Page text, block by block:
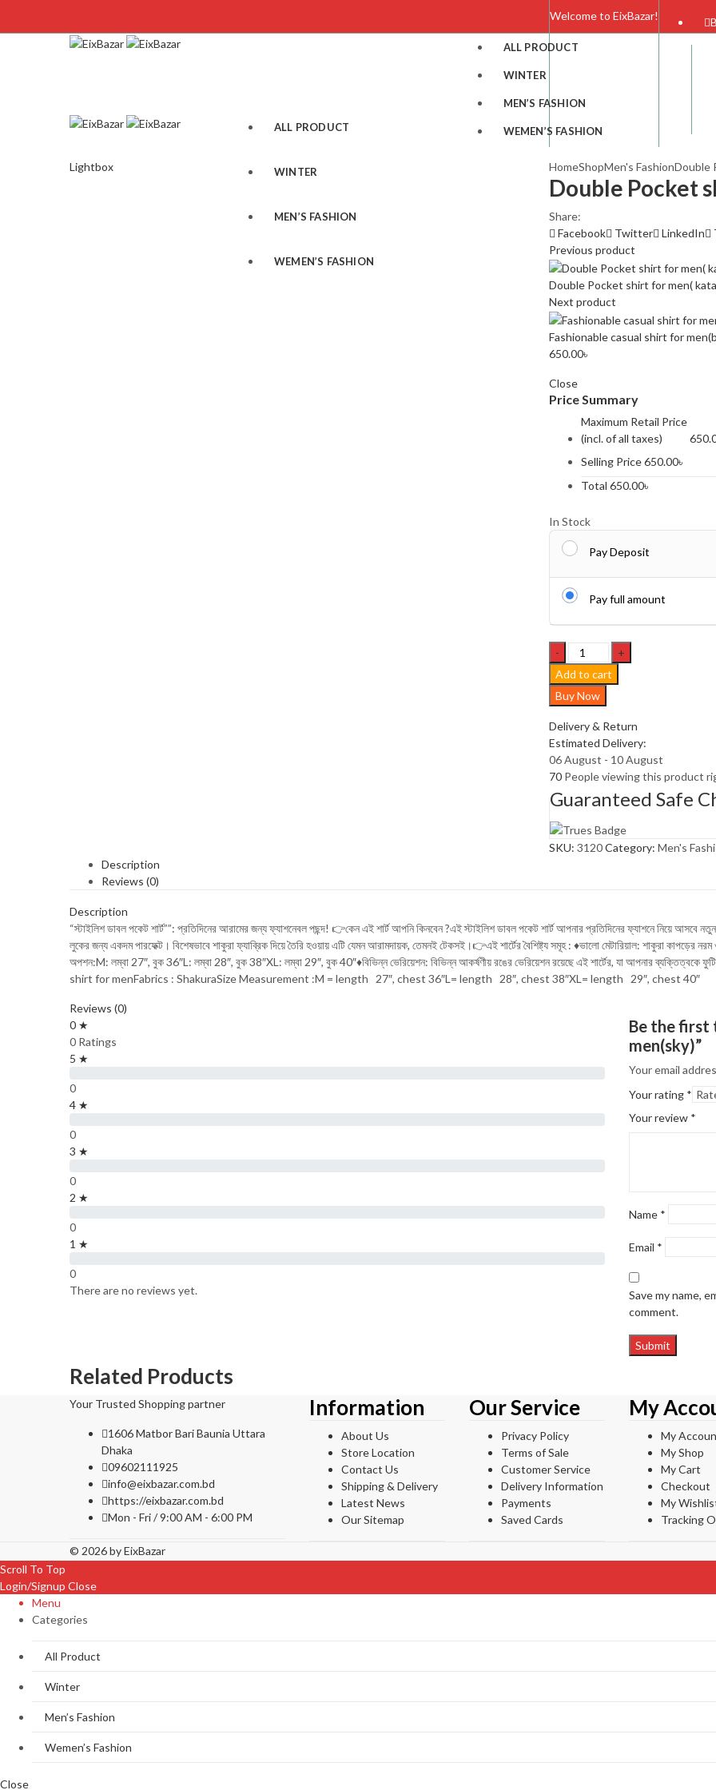
Welcome to EixBazar!
ALL PRODUCT
WINTER
MEN’S FASHION
WEMEN’S FASHION
ALL PRODUCT
WINTER
MEN’S FASHION
WEMEN’S FASHION
Lightbox HomeShopMen's FashionDouble
Double Pocket
Share:
Facebook
Twitter LinkedIn
Previous product
Double Pocket shirt for men(
Next product
Fashionable casual shirt for
650.00৳
Close
Price Summary
Maximum Retail Price
(incl. of all taxes)
Selling Price650.00৳
Total 650.00৳
In Stock
Pay Deposit
Pay full amount
Double
Pocket
shirt
for
quantity
Add to cart
Buy Now
Delivery & Return
Estimated Delivery:
06 August - 10 August
70 People viewing this product
Guaranteed Safe
SKU: 3120Category: Men's
Description
Reviews (0)
Description
“স্টাইলিশ ডাবল পকেট শার্ট””: প্রতিদিনের আরামের জন্য ফ্যাশনেবল পছন্দ! 👉কেন এই শার্ট আপনি কিনবেন ?এই স্টাইলিশ ডাবল পকেট শার্ট আপনার প্রতিদিনের ফ্যাশনে নিয়ে আসবে
লুকের জন্য একদম পারফেক্ট। বিশেষভাবে শাকুরা ফ্যাব্রিক দিয়ে তৈরি হওয়ায় এটি যেমন আরামদায়ক, তেমনই টেকসই।👉এই শার্টের বৈশিষ্ট্য সমূহ : ♦ভালো মেটারিয়াল: শাকুরা কাপড়ের
অপশন:M: লম্বা 27″, বুক 36″L: লম্বা 28″, বুক 38″XL: লম্বা 29″, বুক 40″♦বিভিন্ন ভেরিয়েশন: বিভিন্ন আকর্ষণীয় রঙের ভেরিয়েশন রয়েছে এই শার্টের, যা আপনার
shirt for menFabrics : ShakuraSize Measurement :M = length 27″, chest 36″L= length 28″, chest 38″XL= length 29″, chest 40″
Reviews (0)
0 ★
0 Ratings
5 ★
0
4 ★
0
3 ★
0
2 ★
0
1 ★
0
There are no reviews yet.
Be the first
men(sky)”
Your email
Your rating *
Your review *
Name *
Email *
Save my name,
comment.
Related Products
Your Trusted Shopping partner
1606 Matbor Bari Baunia Uttara
Dhaka
09602111925
info@eixbazar.com.bd
https://eixbazar.com.bd
Mon - Fri / 9:00 AM - 6:00 PM
Information
About Us
Store Location
Contact Us
Shipping & Delivery
Latest News
Our Sitemap
Our Service
Privacy Policy
Terms of Sale
Customer Service
Delivery Information
Payments
Saved Cards
My
My
My Shop
My Cart
Checkout
My
Tracking
© 2026 byEixBazar
Scroll To Top
Login/Signup Close
Menu
Categories
All Product
Winter
Men’s Fashion
Wemen’s Fashion
Close